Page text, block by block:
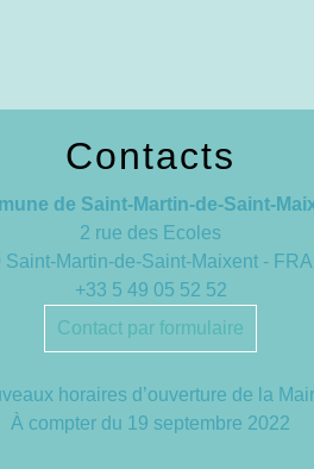
Contacts
de Saint-Martin-de-Saint-
2 rue des Ecoles
Saint-Martin-de-Saint-Maixent -
+33 5 49 05 52 52
Contact par formulaire
horaires d’ouverture de la
À compter du 19 septembre 2022